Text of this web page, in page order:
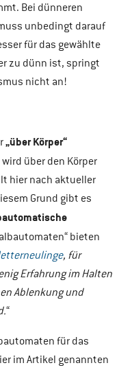
Bei dünneren
unbedingt darauf
für das gewählte
zu dünn ist, springt
nicht an!
„über Körper“
über den Körper
hier nach aktueller
Grund gibt es
bieten
, für
Erfahrung im Halten
Ablenkung und
“
für das
im Artikel genannten